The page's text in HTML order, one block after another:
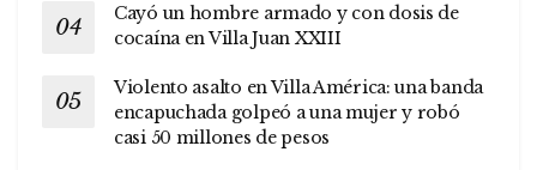
Cayó un hombre armado y con dosis de
cocaína en Villa Juan XXIII
Violento asalto en Villa América: una banda
encapuchada golpeó a una mujer y robó
casi 50 millones de pesos